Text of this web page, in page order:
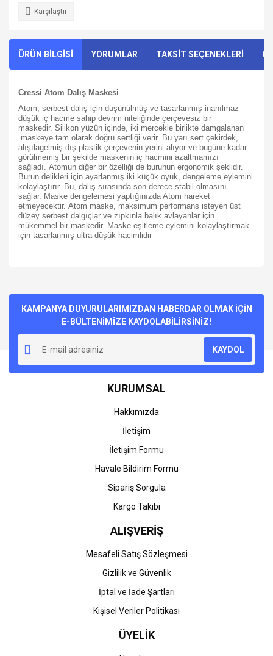
Karşılaştır
ÜRÜN BİLGİSİ YORUMLAR TAKSİT SEÇENEKLERİ
Cressi Atom Dalış Maskesi
Atom, serbest dalış için düşünülmüş ve tasarlanmış inanılmaz
düşük iç hacme sahip devrim niteliğinde çerçevesiz bir
maskedir. Silikon yüzün içinde, iki mercekle birlikte damgalanan
maskeye tam olarak doğru sertliği verir. Bu yarı sert çekirdek,
alışılagelmiş dış plastik çerçevenin yerini alıyor ve bugüne kadar
görülmemiş bir şekilde maskenin iç hacmini azaltmamızı
sağladı. Atomun diğer bir özelliği de burunun ergonomik şeklidir.
Burun delikleri için ayarlanmış iki küçük oyuk, dengeleme eylemini
kolaylaştırır. Bu, dalış sırasında son derece stabil olmasını
sağlar. Maske dengelemesi yaptığınızda Atom hareket
etmeyecektir. Atom maske, maksimum performans isteyen üst
düzey serbest dalgıçlar ve zıpkınla balık avlayanlar için
mükemmel bir maskedir. Maske eşitleme eylemini kolaylaştırmak
için tasarlanmış ultra düşük hacimlidir
Yorum Yaz
kullanarak tarafımıza iletebilirsiniz.
Görüş ve önerileriniz için teşekkür ederiz.
Ürün resmi kalitesiz, bozuk veya görüntülenemiyor.
Ürün açıklamasında eksik bilgiler bulunuyor.
Ürün bilgilerinde hatalar bulunuyor.
Ürün fiyatı diğer sitelerden daha pahalı.
Gönder
KAMPANYA DUYURULARIMIZDAN HABERDAR OLMAK İÇİN
E-BÜLTENİMİZE KAYDOLABİLİRSİNİZ!
KAYDOL
KURUMSAL
Hakkımızda
İletişim
İletişim Formu
Havale Bildirim Formu
Sipariş Sorgula
Kargo Takibi
ALIŞVERİŞ
Mesafeli Satış Sözleşmesi
Gizlilik ve Güvenlik
İptal ve İade Şartları
Kişisel Veriler Politikası
ÜYELİK